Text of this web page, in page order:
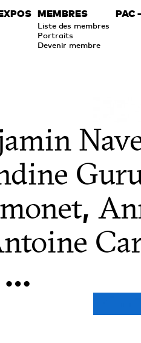
MEMBRES
Liste des membres
Portraits
Devenir membre
PAC
,
…